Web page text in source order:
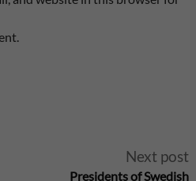
Next post
Presidents of Swedish